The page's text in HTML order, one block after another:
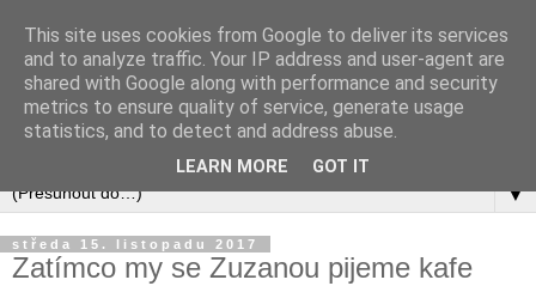
▼
středa 15. listopadu 2017
Zatímco my se Zuzanou pijeme kafe
This site uses cookies from Google to deliver its services
and to analyze traffic. Your IP address and user-agent are
shared with Google along with performance and security
metrics to ensure quality of service, generate usage
statistics, and to detect and address abuse.
LEARN MORE GOT IT